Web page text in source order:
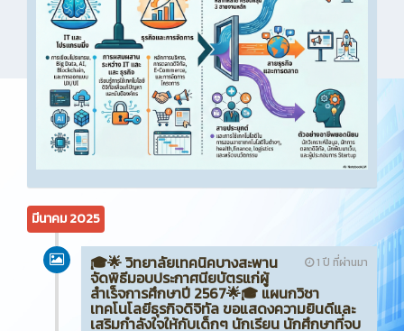
มีนาคม 2025
1 ปี ที่ผ่านมา
🎓🌟 วิทยาลัยเทคนิคบางสะพาน
จัดพิธีมอบประกาศนียบัตรแก่ผู้
สำเร็จการศึกษาปี 2567🌟🎓 แผนกวิชา
เทคโนโลยีธุรกิจดิจิทัล ขอแสดงความยินดีและ
เสริมกำลังใจให้กับเด็กๆ นักเรียน นักศึกษาที่จบ